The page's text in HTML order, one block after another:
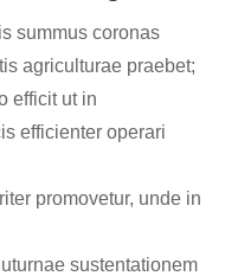
summus coronas
agriculturae praebet;
efficit ut in
efficienter operari
promovetur, unde in
sustentationem